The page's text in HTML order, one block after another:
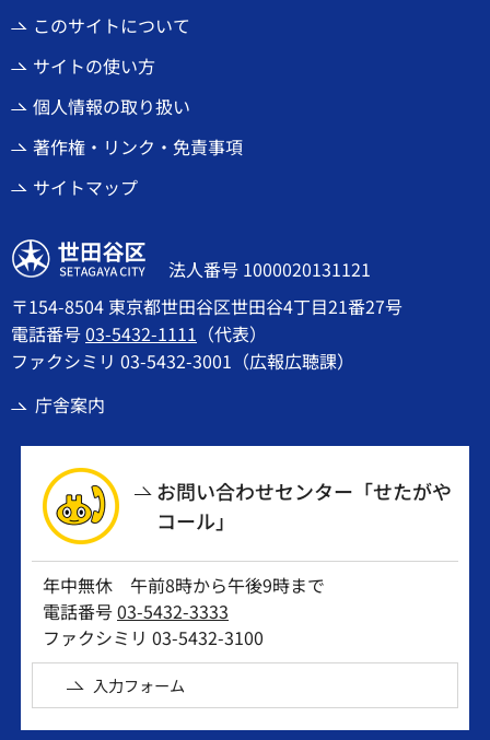
このサイトについて
サイトの使い方
個人情報の取り扱い
著作権・リンク・免責事項
サイトマップ
世田谷区
法人番号 1000020131121
〒154-8504 東京都世田谷区世田谷4丁目21番27号
電話番号03-5432-1111 （代表）
ファクシミリ 03-5432-3001（広報広聴課）
庁舎案内
お問い合わせセンター「せたがや
コール」
年中無休 午前8時から午後9時まで
電話番号03-5432-3333
ファクシミリ 03-5432-3100
入力フォーム